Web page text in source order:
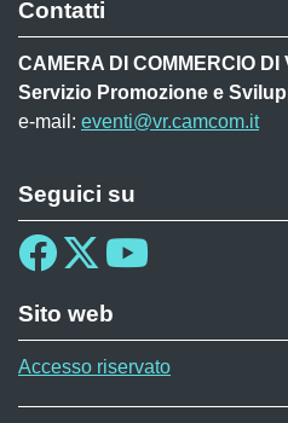
Contatti
CAMERA DI COMMERCIO DI
Servizio Promozione e
e-mail: eventi@vr.camcom.it
Seguici su
Sito web
Accesso riservato